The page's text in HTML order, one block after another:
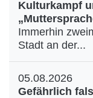
Kulturkampf
Immerhin
Stadt an der...
05.08.2026
Gefährlich